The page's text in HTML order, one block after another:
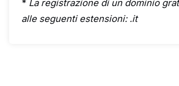
* La registrazione di un dominio
alle seguenti estensioni: .it